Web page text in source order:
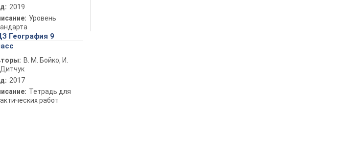
2019
Уровень
География 9
В. М. Бойко, И.
2017
Тетрадь для
работ